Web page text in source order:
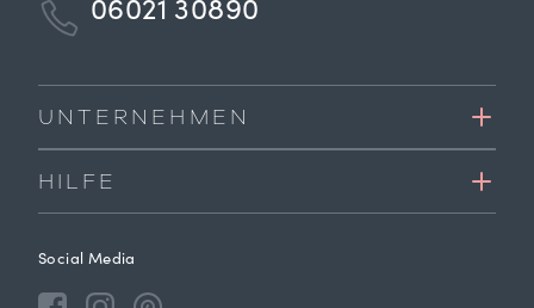
06021 30890
UNTERNEHMEN
HILFE
Social Media